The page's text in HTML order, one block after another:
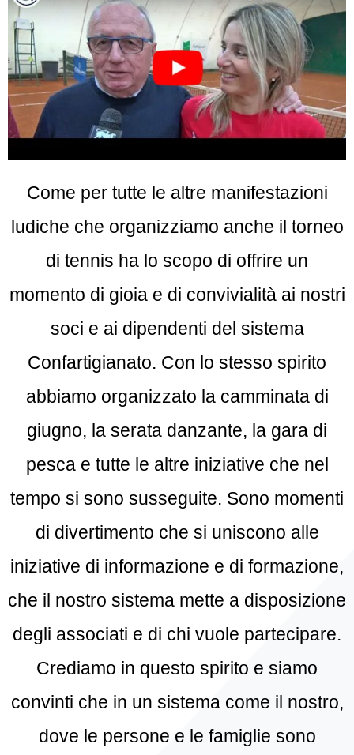
Come per tutte le altre manifestazioni
ludiche che organizziamo anche il torneo
di tennis ha lo scopo di offrire un
momento di gioia e di convivialità ai nostri
soci e ai dipendenti del sistema
Confartigianato. Con lo stesso spirito
abbiamo organizzato la camminata di
giugno, la serata danzante, la gara di
pesca e tutte le altre iniziative che nel
tempo si sono susseguite. Sono momenti
di divertimento che si uniscono alle
iniziative di informazione e di formazione,
che il nostro sistema mette a disposizione
degli associati e di chi vuole partecipare.
Crediamo in questo spirito e siamo
convinti che in un sistema come il nostro,
dove le persone e le famiglie sono